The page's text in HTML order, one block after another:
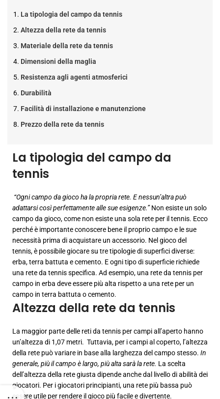
La tipologia del campo da tennis
Altezza della rete da tennis
Materiale della rete da tennis
Dimensioni della maglia
Resistenza agli agenti atmosferici
Durabilità
Facilità di installazione e manutenzione
Prezzo della rete da tennis
La tipologia del campo da
tennis
“Ogni campo da gioco ha la propria rete. E nessun’altra può
adattarsi così perfettamente alle sue esigenze.”Non esiste un solo
campo da gioco, come non esiste una sola rete per il tennis. Ecco
perché è importante conoscere bene il proprio campo e le sue
necessità prima di acquistare un accessorio. Nel gioco del
tennis, è possibile giocare su tre tipologie di superfici diverse:
erba, terra battuta e cemento. E ogni tipo di superficie richiede
una rete da tennis specifica. Ad esempio, una rete da tennis per
campo in erba deve essere più alta rispetto a una rete per un
campo in terra battuta o cemento.
Altezza della rete da tennis
La maggior parte delle reti da tennis per campi all’aperto hanno
un’altezza di 1,07 metri. Tuttavia, per i campi al coperto, l’altezza
della rete può variare in base alla larghezza del campo stesso. In
generale, più il campo è largo, più alta sarà la rete. La scelta
dell’altezza della rete giusta dipende anche dal livello di abilità dei
giocatori. Per i giocatori principianti, una rete più bassa può
essere utile per rendere il gioco più facile e divertente.